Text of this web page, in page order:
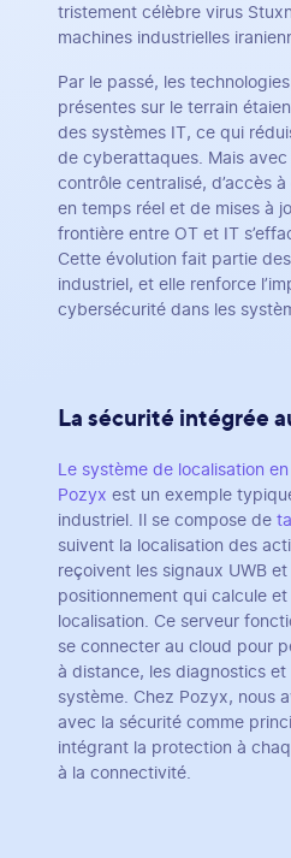
tristement célèbre virus
machines industrielles
Par le passé, les
présentes sur le terrain
des systèmes IT, ce qui
de cyberattaques. Mais
contrôle centralisé, d’accès
en temps réel et de mises à
frontière entre OT et IT
Cette évolution fait partie
industriel, et elle renforce
cybersécurité dans les
La sécurité intégrée
Le système de localisation
Pozyx est un exemple
industriel. Il se compose de
suivent la localisation des
reçoivent les signaux UWB et
positionnement qui calcule
localisation. Ce serveur
se connecter au cloud pour
à distance, les diagnostics et
système. Chez Pozyx, nous
avec la sécurité comme
intégrant la protection à
à la connectivité.